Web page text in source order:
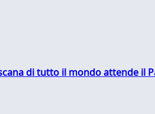
di tutto il mondo attende il